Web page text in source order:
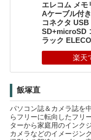
エレコム メモ
Aケーブル付
コネクタ
SD+microSD
ラック
飯塚直
パソコン誌＆カメラ誌を
らフリーに転向したフリ
ターから家庭用のインク
カメラなどのイメージン